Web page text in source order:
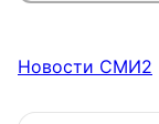
Новости СМИ2